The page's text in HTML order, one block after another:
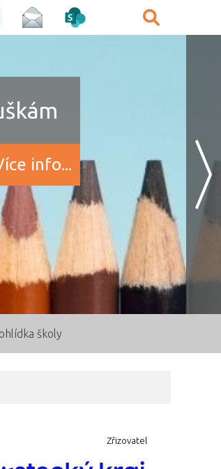
info...
školy
Zřizovatel